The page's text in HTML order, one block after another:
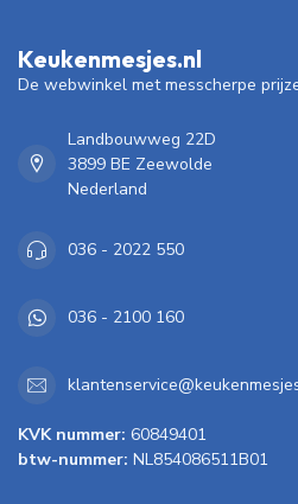
Keukenmesjes.nl
De webwinkel met messcherpe
Landbouwweg 22D
3899 BE Zeewolde
Nederland
036 - 2022 550
036 - 2100 160
KVK nummer: 60849401
btw-nummer: NL854086511B01